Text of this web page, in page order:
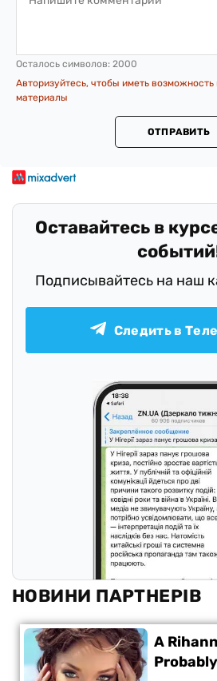
Осталось символов: 2000
Авторизуйтесь, чтобы иметь возможность
материалы
ОТПРАВИТЬ
Оставайтесь в
Подписывайтесь на наш
Следить в